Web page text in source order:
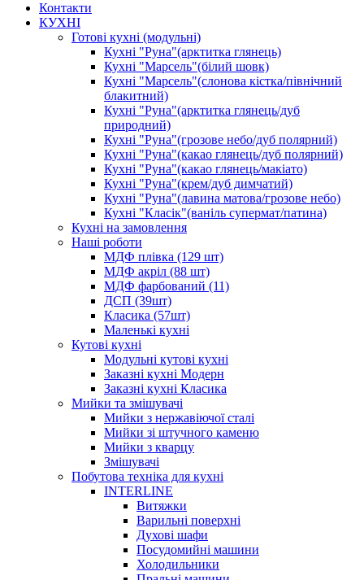
Контакти
КУХНІ
Готові кухні (модульні)
Кухні "Руна"(арктитка глянець)
Кухні "Марсель"(білий шовк)
Кухні "Марсель"(слонова кістка/північний
блакитний)
Кухні "Руна"(арктитка глянець/дуб
природний)
Кухні "Руна"(грозове небо/дуб полярний)
Кухні "Руна"(какао глянець/дуб полярний)
Кухні "Руна"(какао глянець/макіато)
Кухні "Руна"(крем/дуб димчатий)
Кухні "Руна"(лавина матова/грозове небо)
Кухні "Класік"(ваніль супермат/патина)
Кухні на замовлення
Наші роботи
МДФ плівка (129 шт)
МДФ акріл (88 шт)
МДФ фарбований (11)
ДСП (39шт)
Класика (57шт)
Маленькі кухні
Кутові кухні
Модульні кутові кухні
Заказні кухні Модерн
Заказні кухні Класика
Мийки та змішувачі
Мийки з нержавіючої сталі
Мийки зі штучного каменю
Мийки з кварцу
Змішувачі
Побутова техніка для кухні
INTERLINE
Витяжки
Варильні поверхні
Духові шафи
Посудомийні машини
Холодильники